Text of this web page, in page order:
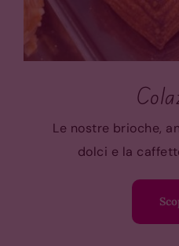
Le nostre brioche,
dolci e la